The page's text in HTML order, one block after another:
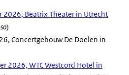
2026, Beatrix Theater in Utrecht
)
Concertgebouw De Doelen in
2026, WTC Westcord Hotel in